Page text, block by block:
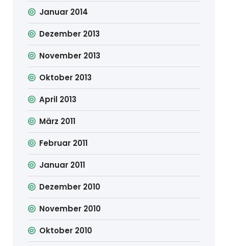
Januar 2014
Dezember 2013
November 2013
Oktober 2013
April 2013
März 2011
Februar 2011
Januar 2011
Dezember 2010
November 2010
Oktober 2010